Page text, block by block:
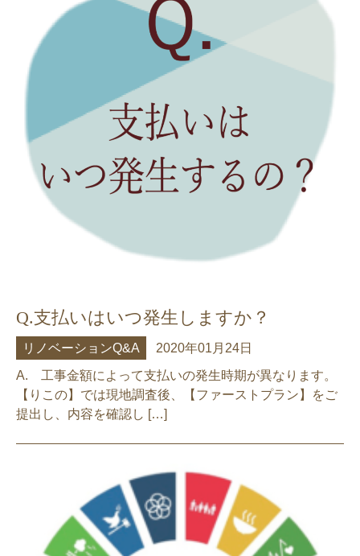
Q.支払いはいつ発生しますか？
リノベーションQ&A
2020年01月24日
A. 工事金額によって支払いの発生時期が異なります。
【りこの】では現地調査後、【ファーストプラン】をご
提出し、内容を確認し […]